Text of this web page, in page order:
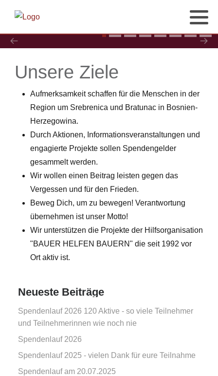
Unsere Ziele
Aufmerksamkeit schaffen für die Menschen in der
Region um Srebrenica und Bratunac in Bosnien-
Herzegowina.
Durch Aktionen, Informationsveranstaltungen und
engagierte Projekte sollen Spendengelder
gesammelt werden.
Wir wollen einen Beitrag leisten gegen das
Vergessen und für den Frieden.
Beweg Dich, um zu bewegen! Verantwortung
übernehmen ist unser Motto!
Wir unterstützen die Projekte der Hilfsorganisation
"BAUER HELFEN BAUERN" die seit 1992 vor
Ort aktiv ist.
Neueste Beiträge
Spendenlauf 2026 120 Aktive - so viele Teilnehmer
und Teilnehmerinnen wie noch nie
Spendenlauf 2026
Spendenlauf 2025 - vielen Dank für eure Teilnahme
Spendenlauf am 20.07.2025